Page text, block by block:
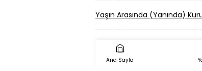
Yaşın Arasında (Yanında)
Ana Sayfa